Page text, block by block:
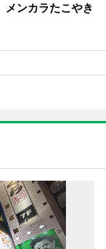
ンカラたこやき